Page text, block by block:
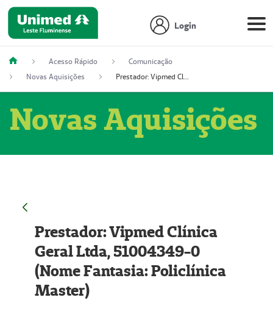
Login
Acesso Rápido
Comunicação
Novas Aquisições
Prestador: Vipmed Clínica Geral Ltda, 51004349-0 (Nome Fantasia: Policlínica Master)
Novas Aquisições
Prestador: Vipmed Clínica
Geral Ltda, 51004349-0
(Nome Fantasia: Policlínica
Master)